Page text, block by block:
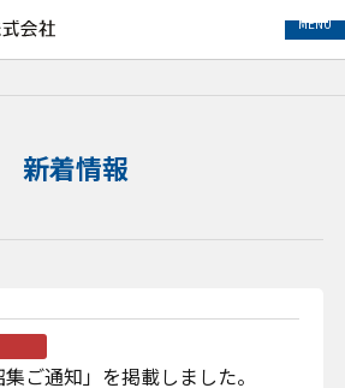
MENU
ティ
新着情報
集ご通知」を掲載しました。